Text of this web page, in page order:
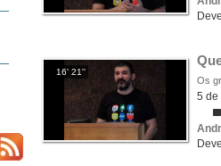
16' 21''
Os
5 de